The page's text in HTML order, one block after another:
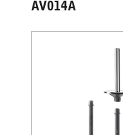
AV014A